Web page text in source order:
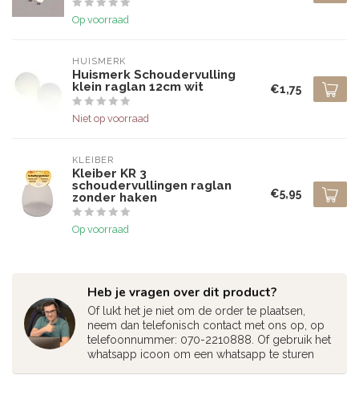
Op voorraad
HUISMERK
Huismerk Schoudervulling
klein raglan 12cm wit
Niet op voorraad
€1,75
KLEIBER
Kleiber KR 3
schoudervullingen raglan
zonder haken
Op voorraad
€5,95
Heb je vragen over dit product?
Of lukt het je niet om de order te plaatsen,
neem dan telefonisch contact met ons op, op
telefoonnummer: 070-2210888. Of gebruik het
whatsapp icoon om een whatsapp te sturen